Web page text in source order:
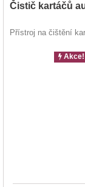
Čistič kartáčů
Přístroj na čištění
Akce!